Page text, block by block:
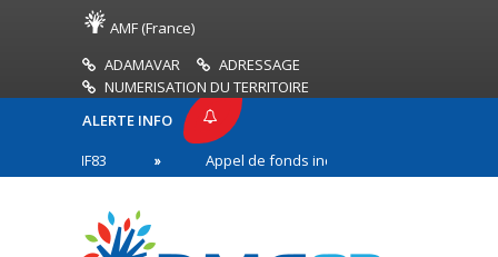
AMF (France)
ADAMAVAR
ADRESSAGE
NUMERISATION DU TERRITOIRE
ALERTE INFO
Appel de fonds incendies de forêt
première ligne